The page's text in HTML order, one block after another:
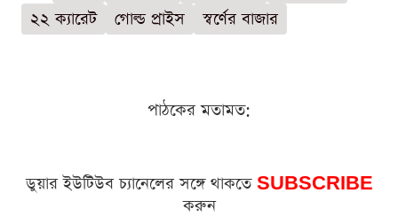
২২ ক্যারেট
গোল্ড প্রাইস স্বর্ণের বাজার
পাঠকের মতামত:
ডুয়ার ইউটিউব চ্যানেলের সঙ্গে থাকতে SUBSCRIBE
করুন